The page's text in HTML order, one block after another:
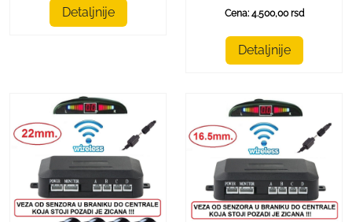
Detaljnije Cena: 4.500,00 rsd
Detaljnije